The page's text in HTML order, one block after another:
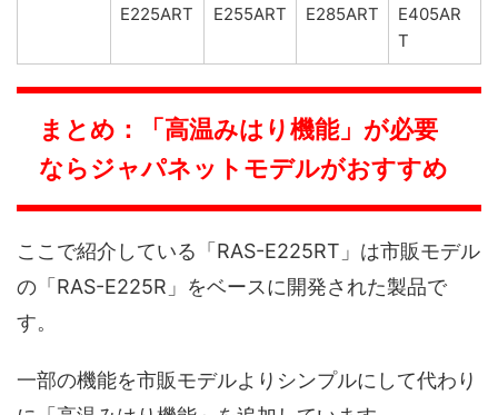
E225ART
E255ART
E285ART
E405AR
T
まとめ：「高温みはり機能」が必要
ならジャパネットモデルがおすすめ
ここで紹介している「RAS-E225RT」は市販モデル
の「RAS-E225R」をベースに開発された製品で
す。
一部の機能を市販モデルよりシンプルにして代わり